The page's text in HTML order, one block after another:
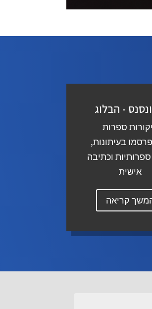
- הבלוג
ספרות
בעיתונות,
וכתיבה
אישית
קריאה